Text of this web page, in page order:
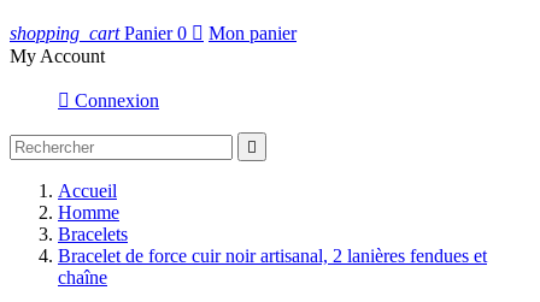
shopping_cart Panier 0  Mon panier
My Account
 Connexion

Accueil
Homme
Bracelets
Bracelet de force cuir noir artisanal, 2 lanières fendues et
chaîne